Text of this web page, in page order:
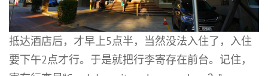
抵达酒店后，才早上5点半，当然没法入住了，入住
要下午2点才行。于是就把行李寄存在前台。记住，